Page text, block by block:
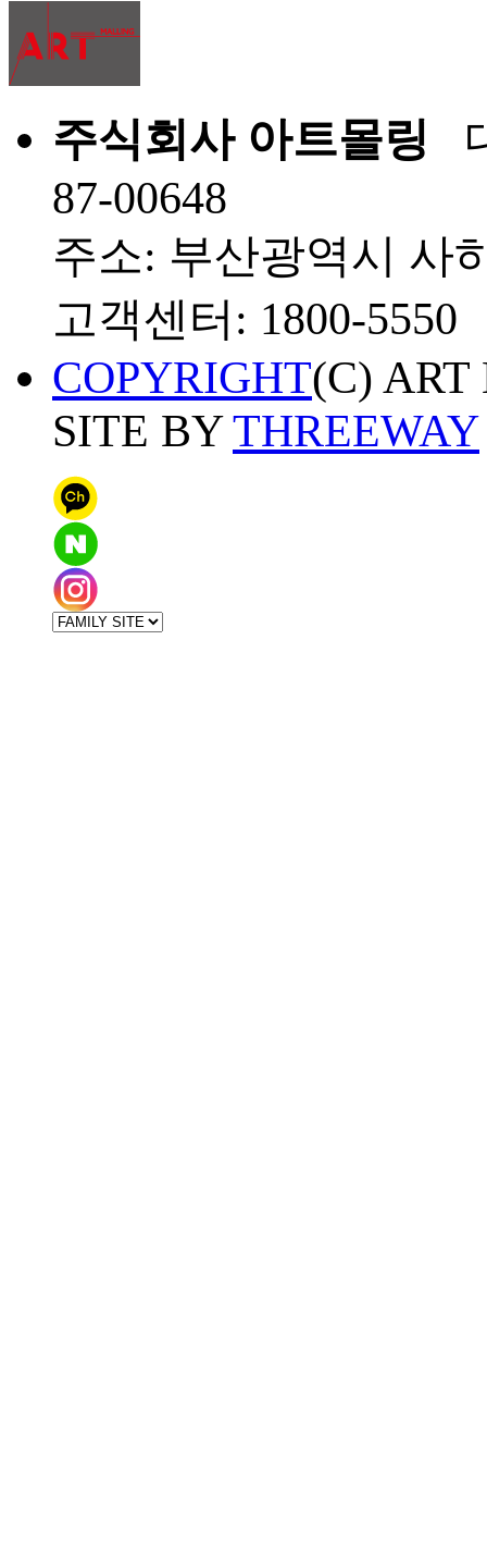
주식회사 아트몰링
87-00648
주소: 부산광역시 사
고객센터: 1800-5550
COPYRIGHT(C)
SITE BYTHREEWAY